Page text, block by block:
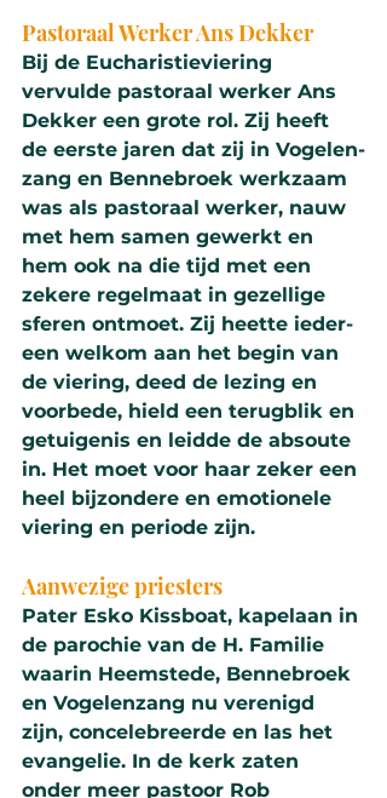
Pas­to­raal Werker Ans Dekker
Bij de Eucha­ris­tie­vie­ring
vervulde pas­to­raal werker Ans
Dekker een grote rol. Zij heeft
de eerste jaren dat zij in Vo­ge­len­
zang en Benne­broek werk­zaam
was als pas­to­raal werker, nauw
met hem samen gewerkt en
hem ook na die tijd met een
zekere regelmaat in gezellige
sferen ontmoet. Zij heette ie­der­
een welkom aan het begin van
de vie­ring, deed de lezing en
voor­bede, hield een terug­blik en
ge­tui­ge­nis en leidde de absoute
in. Het moet voor haar zeker een
heel bij­zon­dere en emo­tio­nele
vie­ring en periode zijn.
Aanwe­zige pries­ters
Pater Esko Kissboat, kape­laan in
de pa­ro­chie van de H. Familie
waarin Heem­ste­de, Benne­broek
en Vo­ge­len­zang nu verenigd
zijn, con­ce­le­breerde en las het
evan­ge­lie. In de kerk zaten
onder meer pastoor Rob